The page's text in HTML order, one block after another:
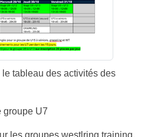
tableau des activités des
groupe U7
les groupes westlring training,